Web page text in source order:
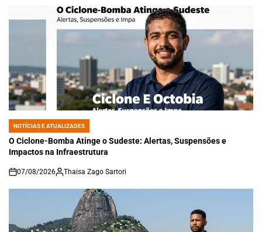
POSTED
IN
NOTÍCIAS E ATUALIZADES
O Ciclone-Bomba Atinge o Sudeste: Alertas, Suspensões e
Impactos na Infraestrutura
on
07/08/2026 Thaisa Zago Sartori